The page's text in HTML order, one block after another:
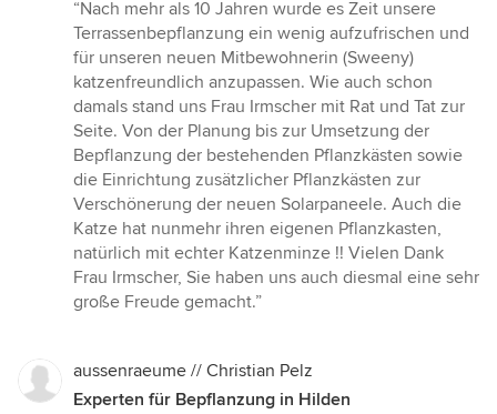
5
von
5
Sternen
“Nach mehr als 10 Jahren wurde es Zeit unsere
Terrassenbepflanzung ein wenig aufzufrischen und
für unseren neuen Mitbewohnerin (Sweeny)
katzenfreundlich anzupassen. Wie auch schon
damals stand uns Frau Irmscher mit Rat und Tat zur
Seite. Von der Planung bis zur Umsetzung der
Bepflanzung der bestehenden Pflanzkästen sowie
die Einrichtung zusätzlicher Pflanzkästen zur
Verschönerung der neuen Solarpaneele. Auch die
Katze hat nunmehr ihren eigenen Pflanzkasten,
natürlich mit echter Katzenminze !! Vielen Dank
Frau Irmscher, Sie haben uns auch diesmal eine sehr
große Freude gemacht.”
aussenraeume // Christian Pelz
Experten für Bepflanzung in Hilden